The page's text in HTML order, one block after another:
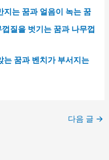
지는 꿈과 얼음이 녹는 꿈
질을 벗기는 꿈과 나무껍
는 꿈과 벤치가 부서지는
다음 글 →